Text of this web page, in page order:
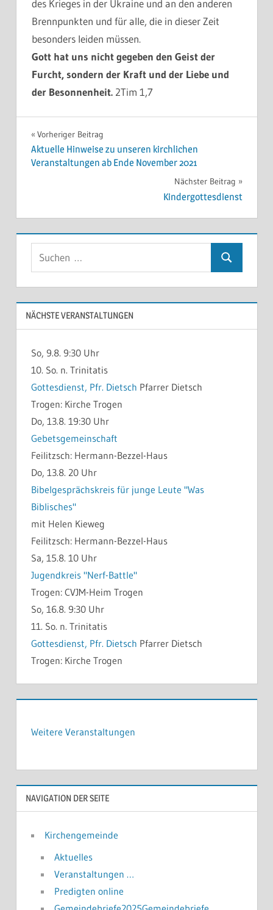
des Krieges in der Ukraine und an den anderen
Brennpunkten und für alle, die in dieser Zeit
besonders leiden müssen.
Gott hat uns nicht gegeben den Geist der
Furcht, sondern der Kraft und der Liebe und
der Besonnenheit. 2Tim 1,7
ERSTER
BEITRAG
DER
Beitragsnavigation
Vorheriger Beitrag
Aktuelle Hinweise zu unseren kirchlichen
Veranstaltungen ab Ende November 2021
Nächster Beitrag
Kindergottesdienst
Suchen
NÄCHSTE VERANSTALTUNGEN
So, 9.8. 9:30 Uhr
10. So. n. Trinitatis
Gottesdienst, Pfr. Dietsch Pfarrer Dietsch
Trogen: Kirche Trogen
Do, 13.8. 19:30 Uhr
Gebetsgemeinschaft
Feilitzsch: Hermann-Bezzel-Haus
Do, 13.8. 20 Uhr
Bibelgesprächskreis für junge Leute "Was
Biblisches"
mit Helen Kieweg
Feilitzsch: Hermann-Bezzel-Haus
Sa, 15.8. 10 Uhr
Jugendkreis "Nerf-Battle"
Trogen: CVJM-Heim Trogen
So, 16.8. 9:30 Uhr
11. So. n. Trinitatis
Gottesdienst, Pfr. Dietsch Pfarrer Dietsch
Trogen: Kirche Trogen
Weitere Veranstaltungen
NAVIGATION DER SEITE
Kirchengemeinde
Aktuelles
Veranstaltungen …
Predigten online